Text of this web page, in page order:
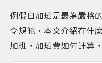
例假日加班是最為嚴格
令規範，本文介紹在什
加班，加班費如何計算